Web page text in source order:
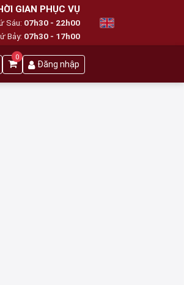
GIAN PHỤC VỤ
Sáu: 07h30 - 22h00
Bảy: 07h30 - 17h00
0
Đăng nhập